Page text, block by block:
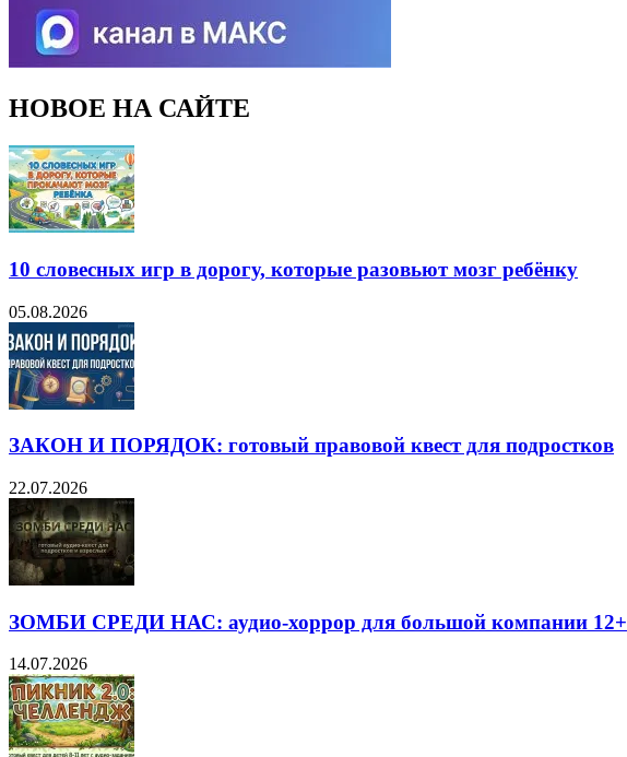
НОВОЕ НА САЙТЕ
10 словесных игр в дорогу, которые разовьют мозг ребёнку
05.08.2026
ЗАКОН И ПОРЯДОК: готовый правовой квест для подростков
22.07.2026
ЗОМБИ СРЕДИ НАС: аудио-хоррор для большой компании 12+
14.07.2026